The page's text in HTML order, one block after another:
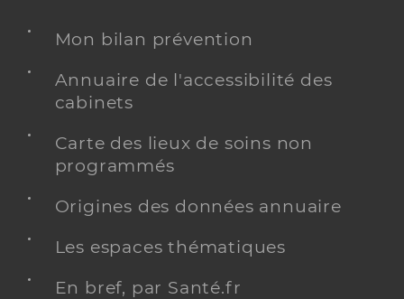
Mon bilan prévention
Annuaire de l'accessibilité des
cabinets
Carte des lieux de soins non
programmés
Origines des données annuaire
Les espaces thématiques
En bref, par Santé.fr